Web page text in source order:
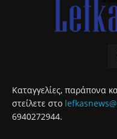
Καταγγελίες, παράπονα
στείλετε στο
6940272944.